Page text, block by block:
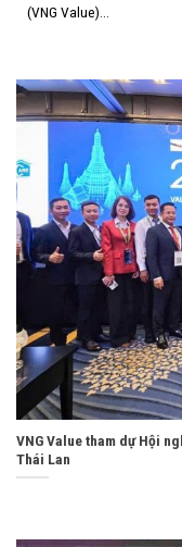
(VNG Value)...
VNG Value tham dự Hội
Thái Lan